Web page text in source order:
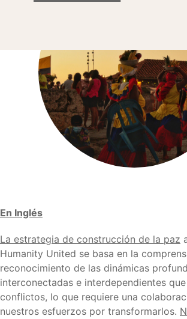
En Inglés
La estrategia de construcción de la paz
Humanity United se basa en la
reconocimiento de las dinámicas
interconectadas e interdependientes
conflictos, lo que requiere una
nuestros esfuerzos por transformarlos.